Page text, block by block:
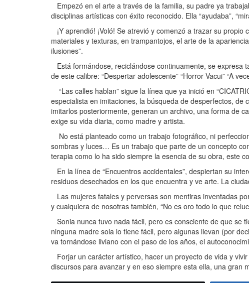
Empezó en el arte a través de la familia, su padre ya
disciplinas artísticas con éxito reconocido. Ella “ayudaba”,
¡Y aprendió! ¡Voló! Se atrevió y comenzó a trazar su
materiales y texturas, en trampantojos, el arte de la
ilusiones”.
Está formándose, reciclándose continuamente, se expresa
de este calibre: “Despertar adolescente” “Horror Vacui” “A
“Las calles hablan” sigue la línea que ya inició en
especialista en imitaciones, la búsqueda de desperfectos,
imitarlos posteriormente, generan un archivo, una forma de
exige su vida diaria, como madre y artista.
No está planteado como un trabajo fotográfico, ni
sombras y luces… Es un trabajo que parte de un concepto
terapia como lo ha sido siempre la esencia de su obra, este
En la línea de “Encuentros accidentales”, despiertan su
residuos desechados en los que encuentra y ve arte. La
Las mujeres fatales y perversas son mentiras inventadas
y cualquiera de nosotras también, “No es oro todo lo que
Sonia nunca tuvo nada fácil, pero es consciente de que se
ninguna madre sola lo tiene fácil, pero algunas llevan (por
va tornándose liviano con el paso de los años, el
Forjar un carácter artístico, hacer un proyecto de vida y
discursos para avanzar y en eso siempre esta ella, una gran